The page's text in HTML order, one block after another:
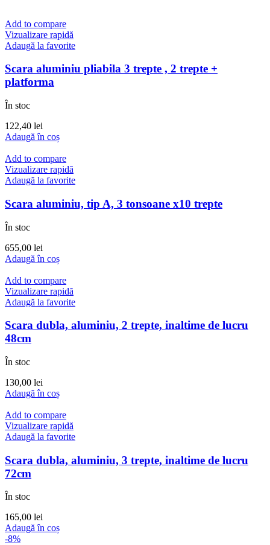
Add to compare
Vizualizare rapidă
Adaugă la favorite
Scara aluminiu pliabila 3 trepte , 2 trepte +
platforma
În stoc
122,40 lei
Adaugă în coș
Add to compare
Vizualizare rapidă
Adaugă la favorite
Scara aluminiu, tip A, 3 tonsoane x10 trepte
În stoc
655,00 lei
Adaugă în coș
Add to compare
Vizualizare rapidă
Adaugă la favorite
Scara dubla, aluminiu, 2 trepte, inaltime de lucru
48cm
În stoc
130,00 lei
Adaugă în coș
Add to compare
Vizualizare rapidă
Adaugă la favorite
Scara dubla, aluminiu, 3 trepte, inaltime de lucru
72cm
În stoc
165,00 lei
Adaugă în coș
-8%